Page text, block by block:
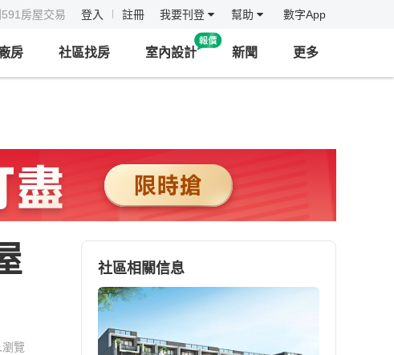
房屋交易 登入 註冊 我要刊登 幫助 數字App
房 社區找房 室內設計 新聞 更多
瀏覽
社區相關信息